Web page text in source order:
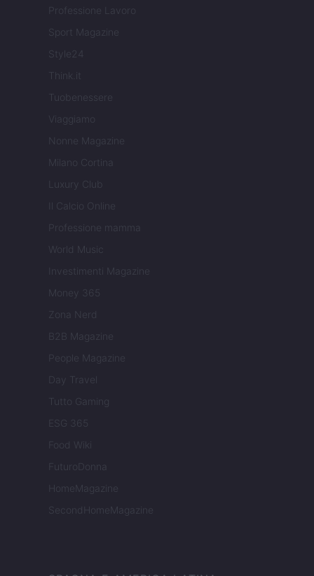
Professione Lavoro
Sport Magazine
Style24
Think.it
Tuobenessere
Viaggiamo
Nonne Magazine
Milano Cortina
Luxury Club
Il Calcio Online
Professione mamma
World Music
Investimenti Magazine
Money 365
Zona Nerd
B2B Magazine
People Magazine
Day Travel
Tutto Gaming
ESG 365
Food Wiki
FuturoDonna
HomeMagazine
SecondHomeMagazine